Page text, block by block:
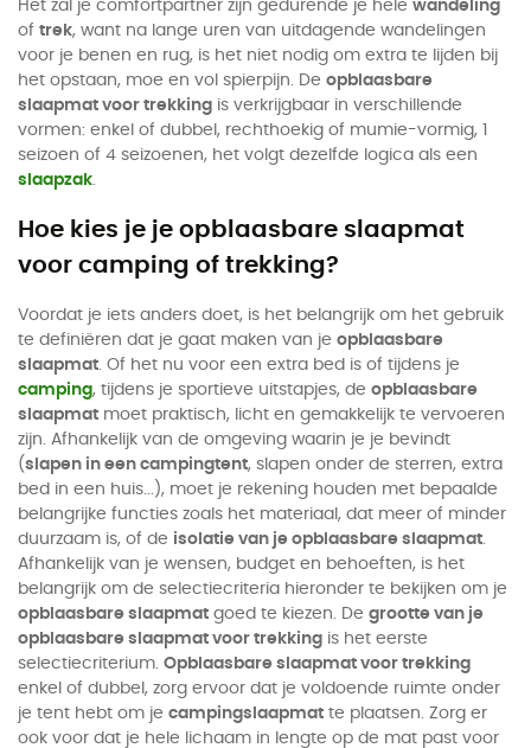
Het zal je comfortpartner zijn gedurende je hele wandeling
of trek, want na lange uren van uitdagende wandelingen
voor je benen en rug, is het niet nodig om extra te lijden bij
het opstaan, moe en vol spierpijn. De opblaasbare
slaapmat voor trekking is verkrijgbaar in verschillende
vormen: enkel of dubbel, rechthoekig of mumie-vormig, 1
seizoen of 4 seizoenen, het volgt dezelfde logica als een
slaapzak
Hoe kies je je opblaasbare slaapmat
voor camping of trekking?
Voordat je iets anders doet, is het belangrijk om het gebruik
te definiëren dat je gaat maken van je opblaasbare
slaapmat. Of het nu voor een extra bed is of tijdens je
camping, tijdens je sportieve uitstapjes, de opblaasbare
slaapmat moet praktisch, licht en gemakkelijk te vervoeren
zijn. Afhankelijk van de omgeving waarin je je bevindt
(slapen in een campingtent, slapen onder de sterren, extra
bed in een huis...), moet je rekening houden met bepaalde
belangrijke functies zoals het materiaal, dat meer of minder
duurzaam is, of de isolatie van je opblaasbare slaapmat.
Afhankelijk van je wensen, budget en behoeften, is het
belangrijk om de selectiecriteria hieronder te bekijken om je
opblaasbare slaapmat goed te kiezen. De grootte van je
opblaasbare slaapmat voor trekking is het eerste
selectiecriterium. Opblaasbare slaapmat voor trekking
enkel of dubbel, zorg ervoor dat je voldoende ruimte onder
je tent hebt om je campingslaapmat te plaatsen. Zorg er
ook voor dat je hele lichaam in lengte op de mat past voor